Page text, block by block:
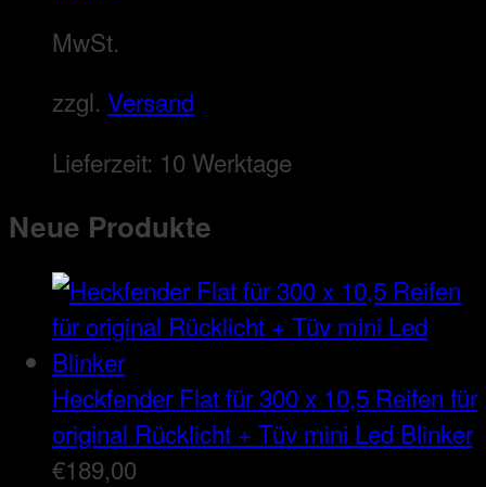
MwSt.
zzgl. Versand
Lieferzeit: 10 Werktage
Neue Produkte
Heckfender Flat für 300 x 10,5 Reifen für
original Rücklicht + Tüv mini Led Blinker
€189,00